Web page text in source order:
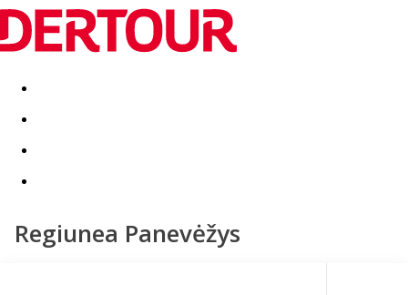
Destinatii Vacanta perfecta OFERTE DE NERATAT
Regiunea Panevėžys